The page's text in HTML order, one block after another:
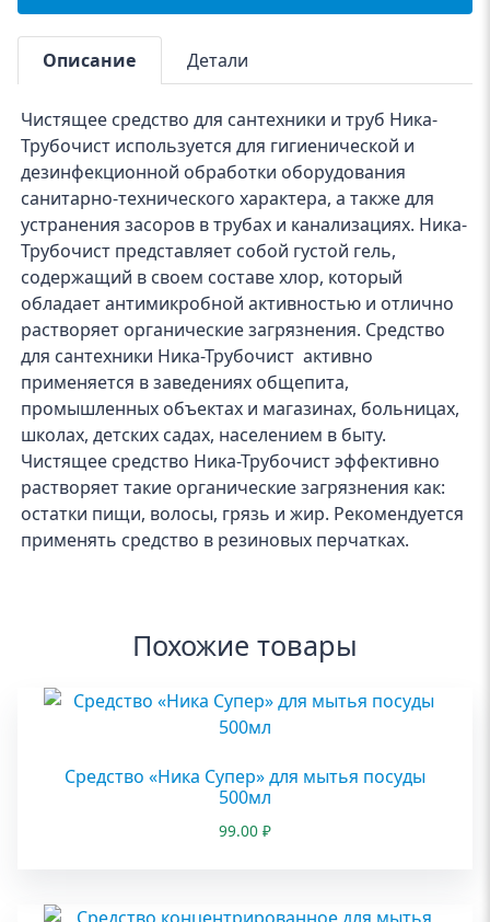
Описание Детали
Чистящее средство для сантехники и труб Ника-
Трубочист используется для гигиенической и
дезинфекционной обработки оборудования
санитарно-технического характера, а также для
устранения засоров в трубах и канализациях. Ника-
Трубочист представляет собой густой гель,
содержащий в своем составе хлор, который
обладает антимикробной активностью и отлично
растворяет органические загрязнения. Средство
для сантехники Ника-Трубочист активно
применяется в заведениях общепита,
промышленных объектах и магазинах, больницах,
школах, детских садах, населением в быту.
Чистящее средство Ника-Трубочист эффективно
растворяет такие органические загрязнения как:
остатки пищи, волосы, грязь и жир. Рекомендуется
применять средство в резиновых перчатках.
Похожие товары
Средство «Ника Супер» для мытья посуды
500мл
99.00 ₽